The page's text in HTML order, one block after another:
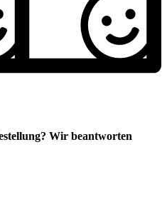
Wir beantworten